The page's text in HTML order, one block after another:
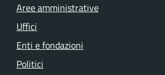
Aree amministrative
Uffici
Enti e fondazioni
Politici